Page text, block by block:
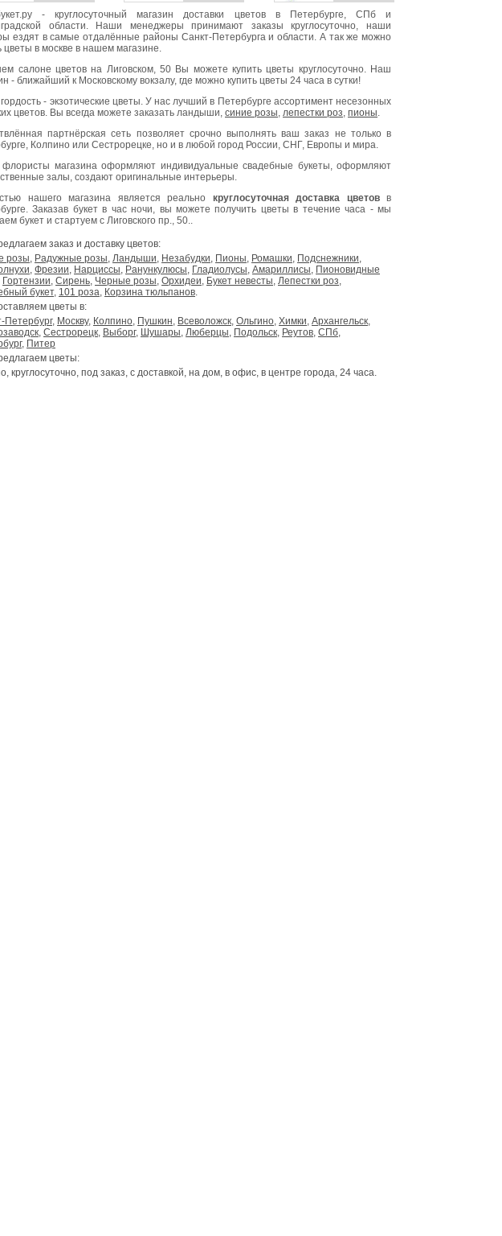
- круглосуточный магазин доставки цветов в Петербурге, СПб и
области. Наши менеджеры принимают заказы круглосуточно, наши
ездят в самые отдалённые районы Санкт-Петербурга и области. А так же можно
цветы в москве в нашем магазине.
салоне цветов на Лиговском, 50 Вы можете купить цветы круглосуточно. Наш
- ближайший к Московскому вокзалу, где можно купить цветы 24 часа в сутки!
- экзотические цветы. У нас лучший в Петербурге ассортимент несезонных
цветов. Вы всегда можете заказать ландыши, синие розы, лепестки роз, пионы.
партнёрская сеть позволяет срочно выполнять ваш заказ не только в
Колпино или Сестрорецке, но и в любой город России, СНГ, Европы и мира.
магазина оформляют индивидуальные свадебные букеты, оформляют
залы, создают оригинальные интерьеры.
нашего магазина является реально круглосуточная доставка цветовв
Заказав букет в час ночи, вы можете получить цветы в течение часа - мы
букет и стартуем с Лиговского пр., 50..
заказ и доставку цветов:
розы, Радужные розы, Ландыши, Незабудки, Пионы, Ромашки, Подснежники,
, Фрезии, Нарциссы, Ранункулюсы, Гладиолусы, Амариллисы, Пионовидные
Гортензии, Сирень, Черные розы, Орхидеи, Букет невесты, Лепестки роз,
букет, 101 роза, Корзина тюльпанов.
цветы в:
Петербург, Москву, Колпино, Пушкин, Всеволожск, Ольгино, Химки, Архангельск,
, Сестрорецк, Выборг, Шушары, Люберцы, Подольск, Реутов, СПб,
, Питер
цветы:
круглосуточно, под заказ, с доставкой, на дом, в офис, в центре города, 24 часа.